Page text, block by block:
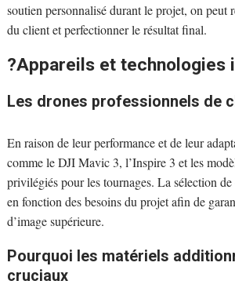
soutien personnalisé durant le projet, on peut
du client et perfectionner le résultat final.
?Appareils et technologies
Les drones professionnels de
En raison de leur performance et de leur
comme le DJI Mavic 3, l’Inspire 3 et les
privilégiés pour les tournages. La sélection
en fonction des besoins du projet afin de
d’image supérieure.
Pourquoi les matériels
cruciaux